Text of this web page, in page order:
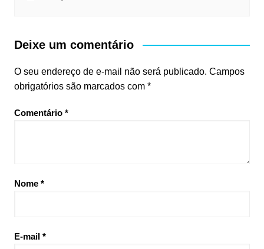
Deixe um comentário
O seu endereço de e-mail não será publicado. Campos
obrigatórios são marcados com *
Comentário *
Nome *
E-mail *